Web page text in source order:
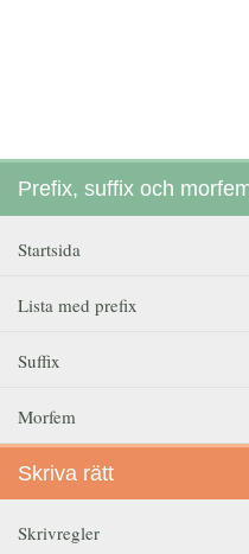
Prefix, suffix och
Startsida
Lista med prefix
Suffix
Morfem
Skriva rätt
Skrivregler